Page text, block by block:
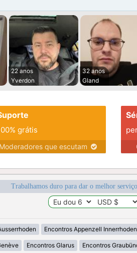
22 anos
Yverdon
32 anos
Gland
grátis
Moderadores que escutam
Trabalhamos duro para dar o melhor
Encontros Appenzell Innerrhoden
Encontros Glarus Encontros